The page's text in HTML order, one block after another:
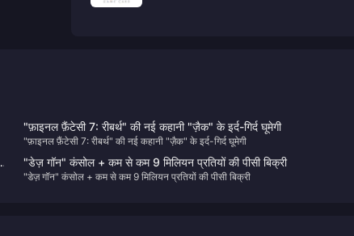
"फ़ाइनल फ़ैंटेसी 7: रीबर्थ" की नई कहानी "ज़ैक" के इर्द-गिर्द घूमेगी
"फ़ाइनल फ़ैंटेसी 7: रीबर्थ" की नई कहानी "ज़ैक" के इर्द-गिर्द घूमेगी
"डेज़ गॉन" कंसोल + कम से कम 9 मिलियन प्रतियों की पीसी बिक्री
"डेज़ गॉन" कंसोल + कम से कम 9 मिलियन प्रतियों की पीसी बिक्री